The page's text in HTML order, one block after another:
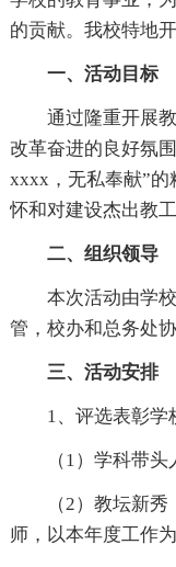
的贡献。我校特地
一、活动目标
通过隆重开展
改革奋进的良好氛
xxxx，无私奉献”的
怀和对建设杰出教
二、组织领导
本次活动由学
管，校办和总务处
三、活动安排
1、评选表彰学
（1）学科带头
（2）教坛新
师，以本年度工作